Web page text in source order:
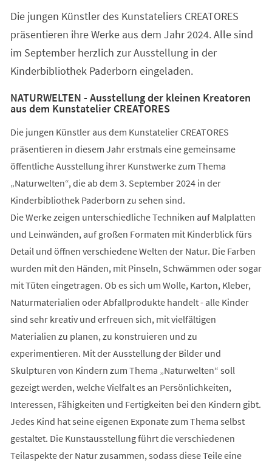
neuen
Tab)
Die jungen Künstler des Kunstateliers CREATORES
präsentieren ihre Werke aus dem Jahr 2024. Alle sind
im September herzlich zur Ausstellung in der
Kinderbibliothek Paderborn eingeladen.
NATURWELTEN - Ausstellung der kleinen Kreatoren
aus dem Kunstatelier CREATORES
Die jungen Künstler aus dem Kunstatelier CREATORES
präsentieren in diesem Jahr erstmals eine gemeinsame
öffentliche Ausstellung ihrer Kunstwerke zum Thema
„Naturwelten“, die ab dem 3. September 2024 in der
Kinderbibliothek Paderborn zu sehen sind.
Die Werke zeigen unterschiedliche Techniken auf Malplatten
und Leinwänden, auf großen Formaten mit Kinderblick fürs
Detail und öffnen verschiedene Welten der Natur. Die Farben
wurden mit den Händen, mit Pinseln, Schwämmen oder sogar
mit Tüten eingetragen. Ob es sich um Wolle, Karton, Kleber,
Naturmaterialien oder Abfallprodukte handelt - alle Kinder
sind sehr kreativ und erfreuen sich, mit vielfältigen
Materialien zu planen, zu konstruieren und zu
experimentieren. Mit der Ausstellung der Bilder und
Skulpturen von Kindern zum Thema „Naturwelten“ soll
gezeigt werden, welche Vielfalt es an Persönlichkeiten,
Interessen, Fähigkeiten und Fertigkeiten bei den Kindern gibt.
Jedes Kind hat seine eigenen Exponate zum Thema selbst
gestaltet. Die Kunstausstellung führt die verschiedenen
Teilaspekte der Natur zusammen, sodass diese Teile eine